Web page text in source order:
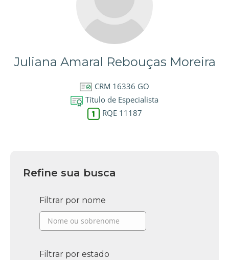
Juliana Amaral Rebouças Moreira
CRM 16336 GO
Título de Especialista
RQE 11187
Refine sua busca
Filtrar por nome
Filtrar por estado